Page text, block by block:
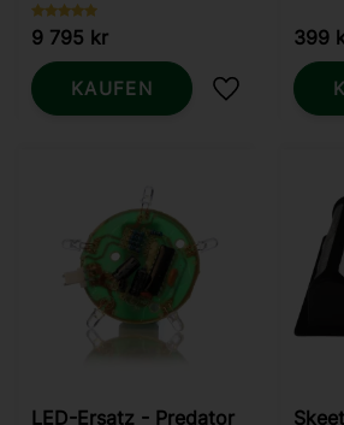
9 795 kr
Zu Favoriten
KAUFEN
399
LED-Ersatz - Predator